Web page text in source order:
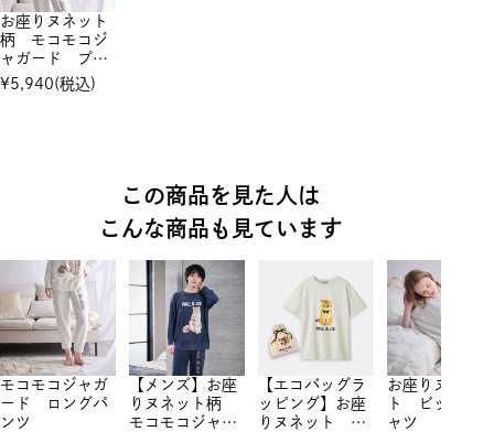
お座りヌネット
柄 モコモコジ
ャガード プル
オーバー
¥5,940(税込)
この商品を見た人は
こんな商品も見ています
モコモコジャガ
ード ロングパ
ンツ
【メンズ】お座
りヌネット柄
モコモコジャガ
【エコバッグラ
ッピング】お座
りヌネット ビ
お座りヌネッ
ト ビックTシ
ャツ